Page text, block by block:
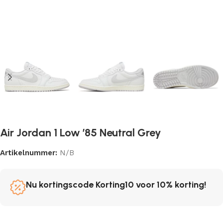
Air Jordan 1 Low ’85 Neutral Grey
Artikelnummer: N/B
Nu kortingscode Korting10 voor 10% korting!